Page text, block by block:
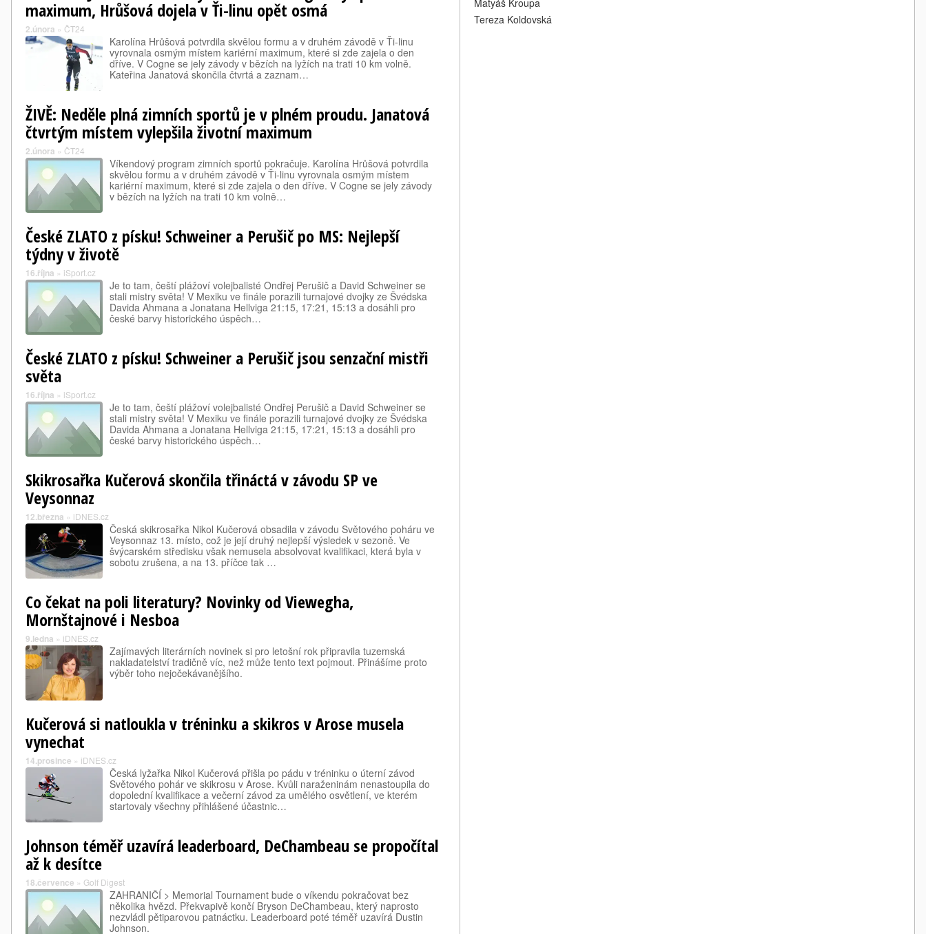
maximum, Hrůšová dojela v Ťi-linu opět osmá
2.února » ČT24
Karolína Hrůšová potvrdila skvělou formu a v druhém závodě v Ťi-linu
vyrovnala osmým místem kariérní maximum, které si zde zajela o den
dříve. V Cogne se jely závody v bězích na lyžích na trati 10 km volně.
Kateřina Janatová skončila čtvrtá a zaznam…
ŽIVĚ: Neděle plná zimních sportů je v plném proudu. Janatová
čtvrtým místem vylepšila životní maximum
2.února » ČT24
Víkendový program zimních sportů pokračuje. Karolína Hrůšová potvrdila
skvělou formu a v druhém závodě v Ťi-linu vyrovnala osmým místem
kariérní maximum, které si zde zajela o den dříve. V Cogne se jely závody
v bězích na lyžích na trati 10 km volně…
České ZLATO z písku! Schweiner a Perušič po MS: Nejlepší
týdny v životě
16.října » iSport.cz
Je to tam, čeští plážoví volejbalisté Ondřej Perušič a David Schweiner se
stali mistry světa! V Mexiku ve finále porazili turnajové dvojky ze Švédska
Davida Ahmana a Jonatana Hellviga 21:15, 17:21, 15:13 a dosáhli pro
české barvy historického úspěch…
České ZLATO z písku! Schweiner a Perušič jsou senzační mistři
světa
16.října » iSport.cz
Je to tam, čeští plážoví volejbalisté Ondřej Perušič a David Schweiner se
stali mistry světa! V Mexiku ve finále porazili turnajové dvojky ze Švédska
Davida Ahmana a Jonatana Hellviga 21:15, 17:21, 15:13 a dosáhli pro
české barvy historického úspěch…
Skikrosařka Kučerová skončila třináctá v závodu SP ve
Veysonnaz
12.března » iDNES.cz
Česká skikrosařka Nikol Kučerová obsadila v závodu Světového poháru ve
Veysonnaz 13. místo, což je její druhý nejlepší výsledek v sezoně. Ve
švýcarském středisku však nemusela absolvovat kvalifikaci, která byla v
sobotu zrušena, a na 13. příčce tak …
Co čekat na poli literatury? Novinky od Viewegha,
Mornštajnové i Nesboa
9.ledna » iDNES.cz
Zajímavých literárních novinek si pro letošní rok připravila tuzemská
nakladatelství tradičně víc, než může tento text pojmout. Přinášíme proto
výběr toho nejočekávanějšího.
Kučerová si natloukla v tréninku a skikros v Arose musela
vynechat
14.prosince » iDNES.cz
Česká lyžařka Nikol Kučerová přišla po pádu v tréninku o úterní závod
Světového pohár ve skikrosu v Arose. Kvůli naraženinám nenastoupila do
dopolední kvalifikace a večerní závod za umělého osvětlení, ve kterém
startovaly všechny přihlášené účastnic…
Johnson téměř uzavírá leaderboard, DeChambeau se propočítal
až k desítce
18.července » Golf Digest
ZAHRANIČÍ > Memorial Tournament bude o víkendu pokračovat bez
několika hvězd. Překvapivě končí Bryson DeChambeau, který naprosto
nezvládl pětiparovou patnáctku. Leaderboard poté téměř uzavírá Dustin
Johnson.
Matyáš Kroupa
Tereza Koldovská